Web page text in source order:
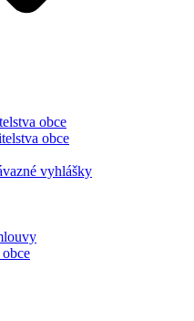
obce
obce
vyhlášky